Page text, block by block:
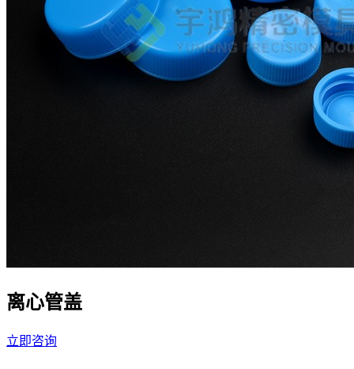
离心管盖
立即咨询